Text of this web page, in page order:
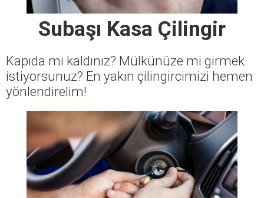
Subaşı Kasa Çilingir
Kapıda mı kaldınız? Mülkünüze mi girmek
istiyorsunuz? En yakın çilingircimizi hemen
yönlendirelim!